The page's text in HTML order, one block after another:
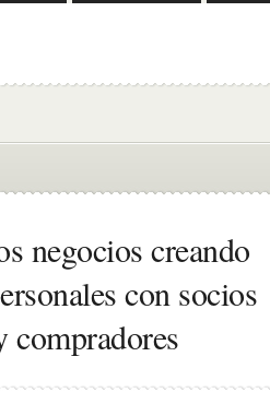
negocios creando
con socios
compradores